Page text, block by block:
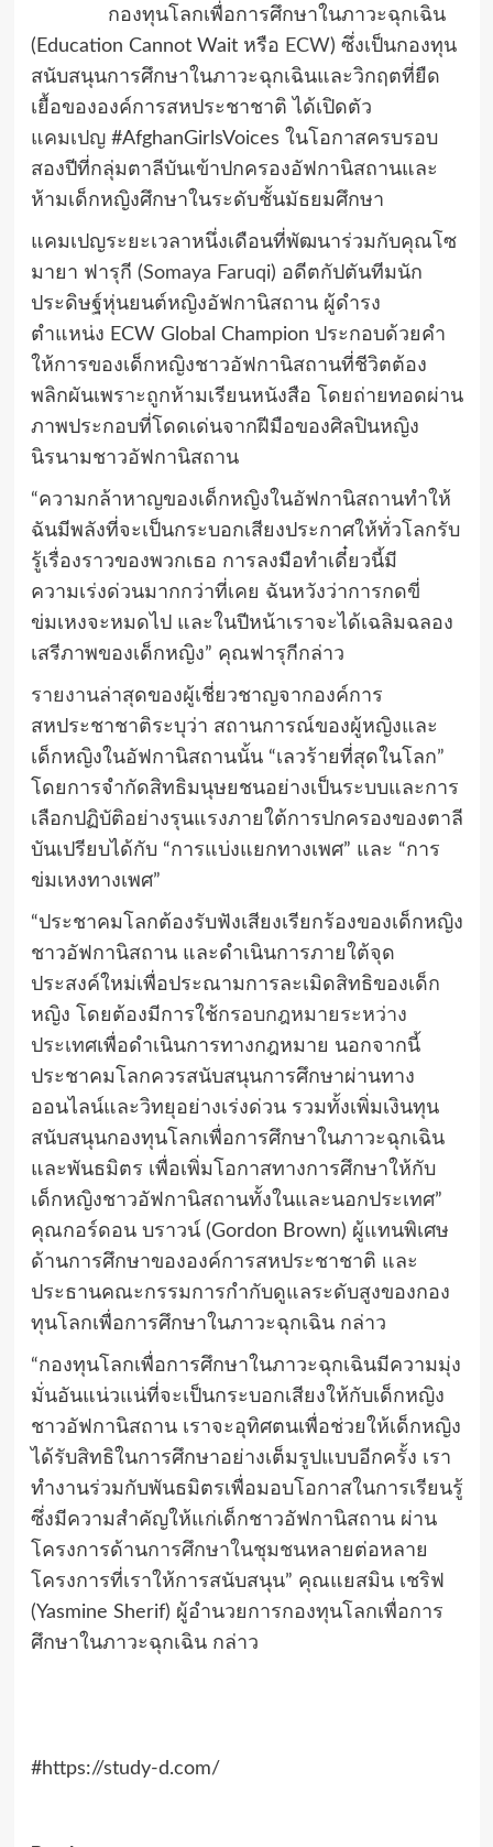
กองทุนโลกเพื่อการศึกษาในภาวะฉุกเฉิน
( Education Cannot Wait หรือ ECW) ซึ่งเป็นกองทุน
สนับสนุนการศึกษาในภาวะฉุกเฉินและวิกฤตที่ยืด
เยื้อขององค์การสหประชาชาติ ได้เปิดตัว
แคมเปญ#AfghanGirlsVoices ในโอกาสครบรอบ
สองปีที่กลุ่มตาลีบันเข้าปกครองอัฟกานิสถานและ
ห้ามเด็กหญิงศึกษาในระดับชั้นมัธยมศึกษา
แคมเปญระยะเวลาหนึ่งเดือนที่พัฒนาร่วมกับคุณโซ
มายา ฟารุกี (Somaya Faruqi) อดีตกัปตันทีมนัก
ประดิษฐ์หุ่นยนต์หญิงอัฟกานิสถาน ผู้ดำรง
ตำแหน่ง ECW Global Champion ประกอบด้วยคำ
ให้การของเด็กหญิงชาวอัฟกานิสถานที่ชีวิตต้อง
พลิกผันเพราะถูกห้ามเรียนหนังสือ โดยถ่ายทอดผ่าน
ภาพประกอบที่โดดเด่นจากฝีมือของศิลปินหญิง
นิรนามชาวอัฟกานิสถาน
“ความกล้าหาญของเด็กหญิงในอัฟกานิสถานทำให้
ฉันมีพลังที่จะเป็นกระบอกเสียงประกาศให้ทั่วโลกรับ
รู้เรื่องราวของพวกเธอ การลงมือทำเดี๋ยวนี้มี
ความเร่งด่วนมากกว่าที่เคย ฉันหวังว่าการกดขี่
ข่มเหงจะหมดไป และในปีหน้าเราจะได้เฉลิมฉลอง
เสรีภาพของเด็กหญิง” คุณฟารุกีกล่าว
รายงานล่าสุดของผู้เชี่ยวชาญจากองค์การ
สหประชาชาติระบุว่า สถานการณ์ของผู้หญิงและ
เด็กหญิงในอัฟกานิสถานนั้น “เลวร้ายที่สุดในโลก”
โดยการจำกัดสิทธิมนุษยชนอย่างเป็นระบบและการ
เลือกปฏิบัติอย่างรุนแรงภายใต้การปกครองของตาลี
บันเปรียบได้กับ “การแบ่งแยกทางเพศ” และ “การ
ข่มเหงทางเพศ”
“ประชาคมโลกต้องรับฟังเสียงเรียกร้องของเด็กหญิง
ชาวอัฟกานิสถาน และดำเนินการภายใต้จุด
ประสงค์ใหม่เพื่อประณามการละเมิดสิทธิของเด็ก
หญิง โดยต้องมีการใช้กรอบกฎหมายระหว่าง
ประเทศเพื่อดำเนินการทางกฎหมาย นอกจากนี้
ประชาคมโลกควรสนับสนุนการศึกษาผ่านทาง
ออนไลน์และวิทยุอย่างเร่งด่วน รวมทั้งเพิ่มเงินทุน
สนับสนุนกองทุนโลกเพื่อการศึกษาในภาวะฉุกเฉิน
และพันธมิตร เพื่อเพิ่มโอกาสทางการศึกษาให้กับ
เด็กหญิงชาวอัฟกานิสถานทั้งในและนอกประเทศ”
คุณกอร์ดอน บราวน์ (Gordon Brown) ผู้แทนพิเศษ
ด้านการศึกษาขององค์การสหประชาชาติ และ
ประธานคณะกรรมการกำกับดูแลระดับสูงของกอง
ทุนโลกเพื่อการศึกษาในภาวะฉุกเฉิน กล่าว
“กองทุนโลกเพื่อการศึกษาในภาวะฉุกเฉินมีความมุ่ง
มั่นอันแน่วแน่ที่จะเป็นกระบอกเสียงให้กับเด็กหญิง
ชาวอัฟกานิสถาน เราจะอุทิศตนเพื่อช่วยให้เด็กหญิง
ได้รับสิทธิในการศึกษาอย่างเต็มรูปแบบอีกครั้ง เรา
ทำงานร่วมกับพันธมิตรเพื่อมอบโอกาสในการเรียนรู้
ซึ่งมีความสำคัญให้แก่เด็กชาวอัฟกานิสถาน ผ่าน
โครงการด้านการศึกษาในชุมชนหลายต่อหลาย
โครงการที่เราให้การสนับสนุน” คุณแยสมิน เชริฟ
(Yasmine Sherif) ผู้อำนวยการกองทุนโลกเพื่อการ
ศึกษาในภาวะฉุกเฉิน กล่าว
#https://study-d.com/